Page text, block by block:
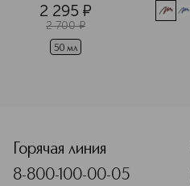
2 295 ¤
2 700 ¤
50 мл
Горячая линия
8-800-100-00-05